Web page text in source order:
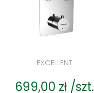
EXCELLENT
699,00 zł /szt.